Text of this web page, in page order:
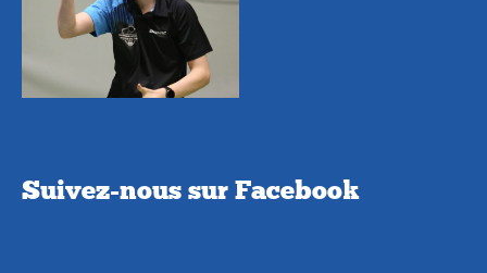
Suivez-nous sur Facebook